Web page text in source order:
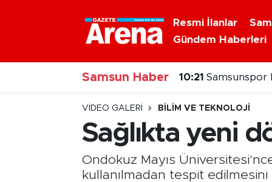
Resmi İlanlar
Gündem Haberleri
Samsun Haber 10:21 Samsunspor
VIDEO GALERI BILIM VE TEKNOLOJI
Sağlıkta yeni
Ondokuz Mayıs
kullanılmadan tespit
Nöbetçi Eczaneler
Hava Durumu
Samsun Namaz Vakitleri
Trafik Durumu
Süper Lig Puan Durumu ve Fikstür